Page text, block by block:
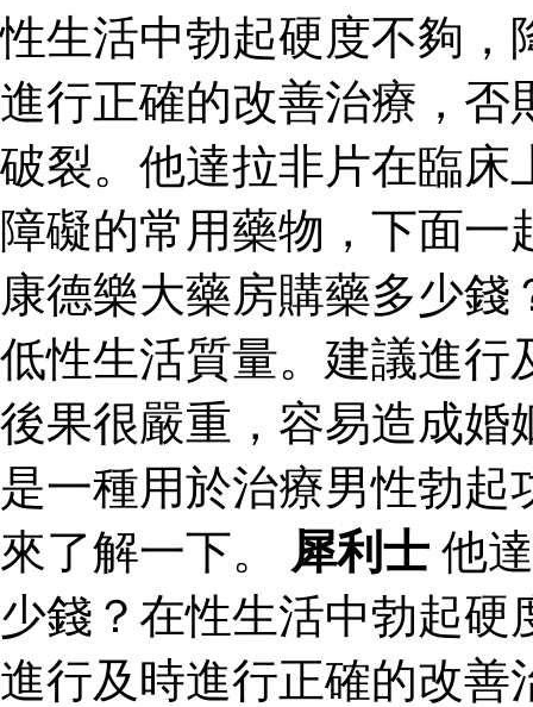
性生活中勃起硬度不夠，
進行正確的改善治療，否
破裂。他達拉非片在臨床
障礙的常用藥物，下面
康德樂大藥房購藥多少
低性生活質量。建議進行
後果很嚴重，容易造成婚
是一種用於治療男性勃
來了解一下。 犀利士 他
少錢？在性生活中勃起
進行及時進行正確的改善